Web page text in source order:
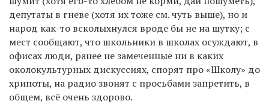
депутаты в гневе (хотя их тоже см. чуть выше), но и
народ как-то всколыхнулся вроде бы не на шутку; с
мест сообщают, что школьники в школах осуждают, в
офисах люди, ранее не замеченные ни в каких
околокультурных дискуссиях, спорят про «Школу» до
хрипоты, на радио звонят с просьбами запретить, в
общем, всё очень здорово.